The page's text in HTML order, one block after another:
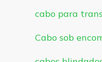
cabo para
Cabo sob